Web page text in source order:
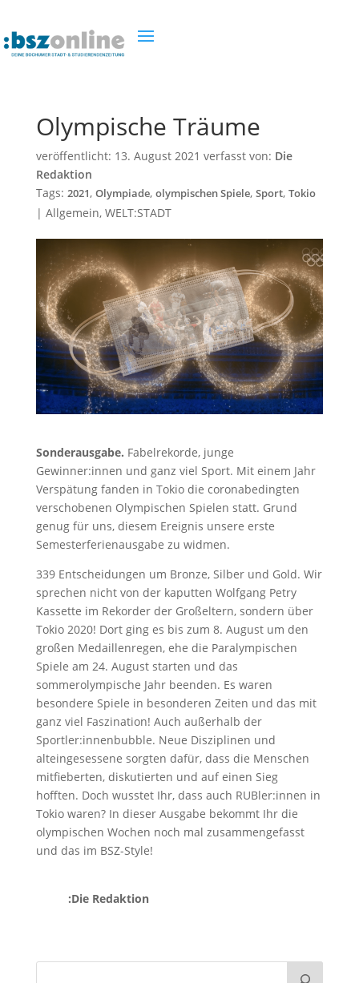
Olympische Träume
veröffentlicht: 13. August 2021 verfasst von: Die
Redaktion
Tags: 2021, Olympiade, olympischen Spiele, Sport, Tokio
| Allgemein, WELT:STADT
Sonderausgabe. Fabelrekorde, junge
Gewinner:innen und ganz viel Sport. Mit einem Jahr
Verspätung fanden in Tokio die coronabedingten
verschobenen Olympischen Spielen statt. Grund
genug für uns, diesem Ereignis unsere erste
Semesterferienausgabe zu widmen.
339 Entscheidungen um Bronze, Silber und Gold. Wir
sprechen nicht von der kaputten Wolfgang Petry
Kassette im Rekorder der Großeltern, sondern über
Tokio 2020! Dort ging es bis zum 8. August um den
großen Medaillenregen, ehe die Paralympischen
Spiele am 24. August starten und das
sommerolympische Jahr beenden. Es waren
besondere Spiele in besonderen Zeiten und das mit
ganz viel Faszination! Auch außerhalb der
Sportler:innenbubble. Neue Disziplinen und
alteingesessene sorgten dafür, dass die Menschen
mitfieberten, diskutierten und auf einen Sieg
hofften. Doch wusstet Ihr, dass auch RUBler:innen in
Tokio waren? In dieser Ausgabe bekommt Ihr die
olympischen Wochen noch mal zusammengefasst
und das im BSZ-Style!
:Die Redaktion